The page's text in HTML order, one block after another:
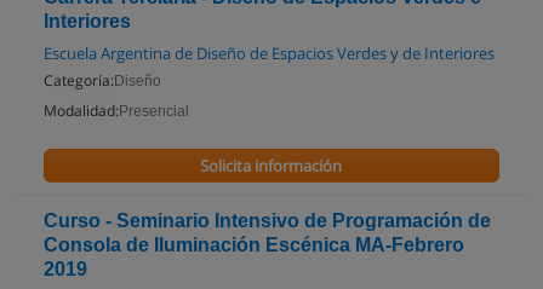
Interiores
Escuela Argentina de Diseño de Espacios Verdes y de Interiores
Categoría: Diseño
Modalidad: Presencial
Solicita información
Curso - Seminario Intensivo de Programación de
Consola de Iluminación Escénica MA-Febrero
2019